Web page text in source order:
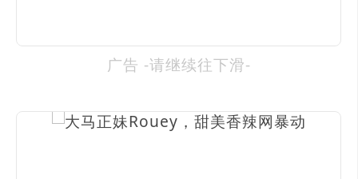
广告 -请继续往下滑-